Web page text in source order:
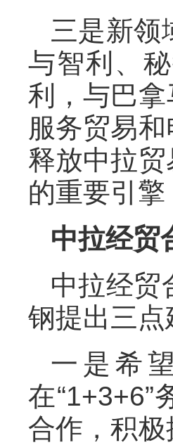
三是新领
与智利、
利，与巴
服务贸易
释放中拉
的重要引
中拉经贸
中拉经贸
钢提出三点
一是希
在“1+3+6”
合作，积